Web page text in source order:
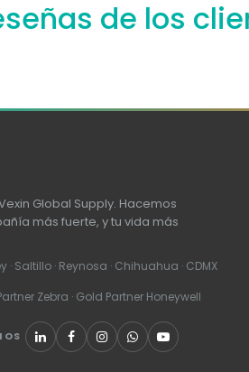
de los
Global Supply. Hacemos
más fuerte, y tu vida más
· Saltillo · Reynosa · Chihuahua · CDMX
Zebra · Gold Partner Honeywell